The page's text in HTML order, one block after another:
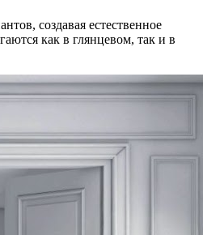
создавая естественное
как в глянцевом, так и в